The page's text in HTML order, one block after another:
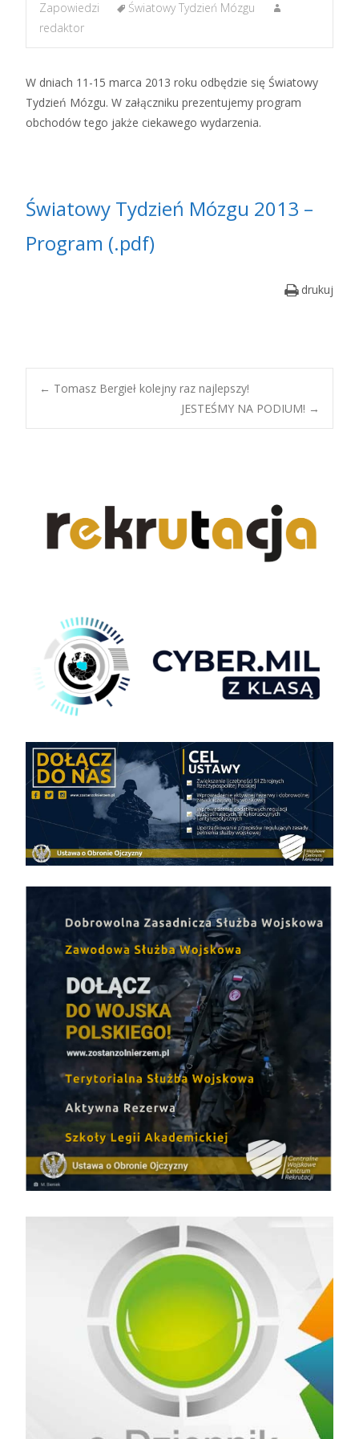
Zapowiedzi
Światowy Tydzień Mózgu
redaktor
W dniach 11-15 marca 2013 roku odbędzie się Światowy
Tydzień Mózgu. W załączniku prezentujemy program
obchodów tego jakże ciekawego wydarzenia.
Światowy Tydzień Mózgu 2013 –
Program (.pdf)
drukuj
Post
← Tomasz Bergieł kolejny raz najlepszy!
JESTEŚMY NA PODIUM! →